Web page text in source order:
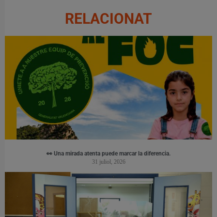
RELACIONAT
👀 Una mirada atenta puede marcar la diferencia.
31 juliol, 2026